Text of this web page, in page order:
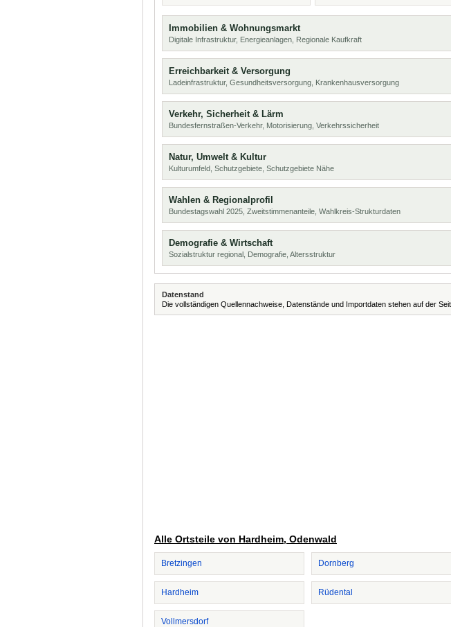
Immobilien & Wohnungsmarkt
Digitale Infrastruktur, Energieanlagen, Regionale Kaufkraft
Erreichbarkeit & Versorgung
Ladeinfrastruktur, Gesundheitsversorgung, Krankenhausversorgung
Verkehr, Sicherheit & Lärm
Bundesfernstraßen-Verkehr, Motorisierung, Verkehrssicherheit
Natur, Umwelt & Kultur
Kulturumfeld, Schutzgebiete, Schutzgebiete Nähe
Wahlen & Regionalprofil
Bundestagswahl 2025, Zweitstimmenanteile, Wahlkreis-Strukturdaten
Demografie & Wirtschaft
Sozialstruktur regional, Demografie, Altersstruktur
Datenstand
Die vollständigen Quellennachweise, Datenstände und Importdaten stehen auf der
Alle Ortsteile von Hardheim, Odenwald
Bretzingen Dornberg
Hardheim Rüdental
Vollmersdorf